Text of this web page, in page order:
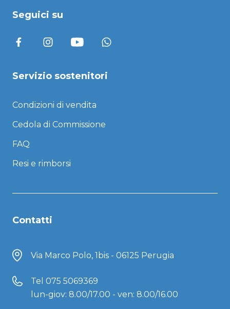
Seguici su
Servizio sostenitori
Condizioni di vendita
Cedola di Commissione
FAQ
Resi e rimborsi
Contatti
Via Marco Polo, 1bis - 06125 Perugia
Tel 075 5069369
lun-giov: 8.00/17.00 - ven: 8.00/16.00